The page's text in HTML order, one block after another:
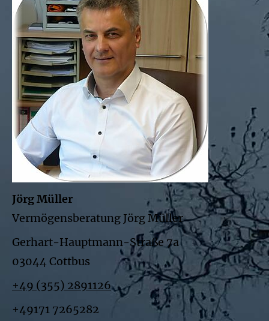
Jörg Müller
Vermögensberatung Jörg Müller
Gerhart-Hauptmann-Straße 7a
03044 Cottbus
+49 (355) 2891126
+49171 7265282